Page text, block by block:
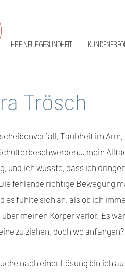
IHRE NEUE GESUNDHEIT
Trösch
Taubheit im
mein
und ich wusste, dass ich
fehlende richtige Bewegung
es fühlte sich an, als ob ich
meinen Körper verlor. Es
zu ziehen, doch wo anfangen?
nach einer Lösung bin ich